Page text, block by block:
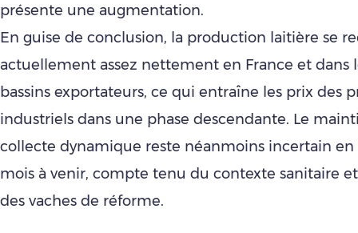
présente une augmentation.
En guise de conclusion, la production laitière se
actuellement assez nettement en France et dans
bassins exportateurs, ce qui entraîne les prix des
industriels dans une phase descendante. Le
collecte dynamique reste néanmoins incertain en
mois à venir, compte tenu du contexte sanitaire
des vaches de réforme.